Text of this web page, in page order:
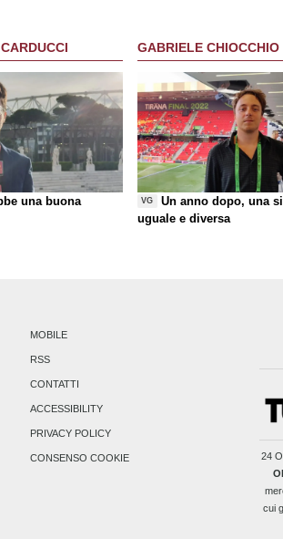
una buona
GABRIELE CHIOCCHIO
VG
Un anno dopo, una
uguale e diversa
MOBILE
RSS
CONTATTI
ACCESSIBILITY
PRIVACY POLICY
CONSENSO COOKIE 24
cui